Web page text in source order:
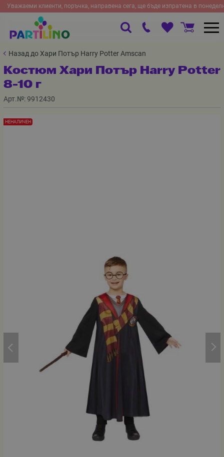
Уважаеми клиенти, поръчка, направена сега, ще бъде изпратена в
Назад до Хари Потър Harry Potter Amscan
Костюм Хари Потър Harry Potter
8-10 г
Арт.№:9912430
НЕНАЛИЧЕН